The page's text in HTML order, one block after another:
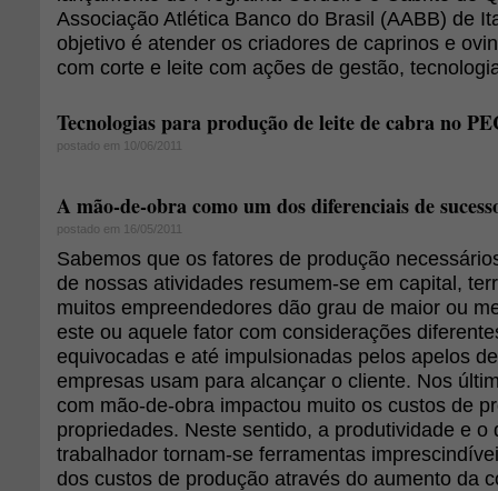
Associação Atlética Banco do Brasil (AABB) de
objetivo é atender os criadores de caprinos e
com corte e leite com ações de gestão,
Tecnologias para produção de leite de cabra no
postado em 10/06/2011
A mão-de-obra como um dos diferenciais de
postado em 16/05/2011
Sabemos que os fatores de produção
de nossas atividades resumem-se em capital,
muitos empreendedores dão grau de maior ou
este ou aquele fator com considerações
equivocadas e até impulsionadas pelos apelos
empresas usam para alcançar o cliente. Nos
com mão-de-obra impactou muito os custos de
propriedades. Neste sentido, a produtividade e o
trabalhador tornam-se ferramentas
dos custos de produção através do aumento da